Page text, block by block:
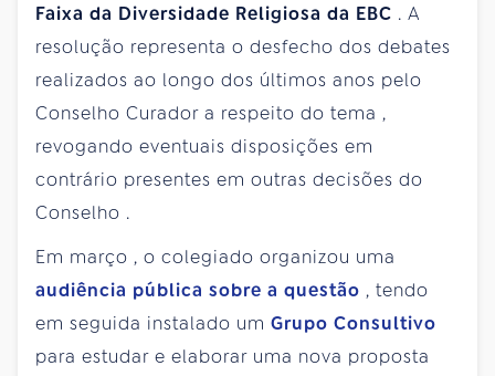
Faixa da Diversidade Religiosa da EBC . A
resolução representa o desfecho dos debates
realizados ao longo dos últimos anos pelo
Conselho Curador a respeito do tema ,
revogando eventuais disposições em
contrário presentes em outras decisões do
Conselho .
Em março , o colegiado organizou uma
audiência pública sobre a questão , tendo
em seguida instalado um Grupo Consultivo
para estudar e elaborar uma nova proposta